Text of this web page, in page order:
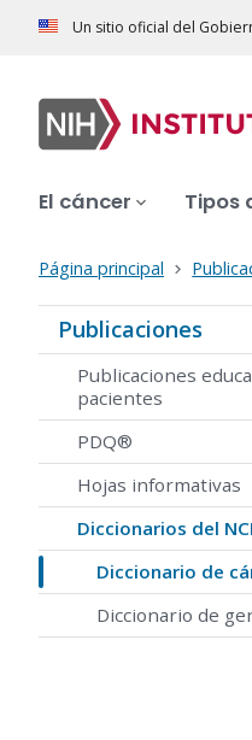
Un sitio oficial del
El cáncer Tipos
Página principal
Publicaciones
Publicaciones
pacientes
PDQ®
Hojas informativas
Diccionarios del NCI
Diccionario de
Diccionario de